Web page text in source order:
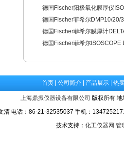
德国Fischer阳极氧化膜厚仪
德国Fischer菲希尔DMP10/20/
德国Fischer菲希尔膜厚计
德国Fischer菲希尔ISOSCOPE
首页| 公司简介| 产品展示| 热
上海鼎振仪器设备有限公司 版权所有
清 电话：86-21-32535037 手机：
技术支持： 化工仪器网 管